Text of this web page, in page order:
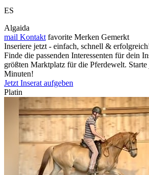
ES
Algaida
mail Kontakt favorite Merken Gemerkt
Inseriere jetzt - einfach, schnell &
Finde die passenden Interessenten für dein
größten Marktplatz für die Pferdewelt.
Minuten!
Jetzt Inserat aufgeben
Platin